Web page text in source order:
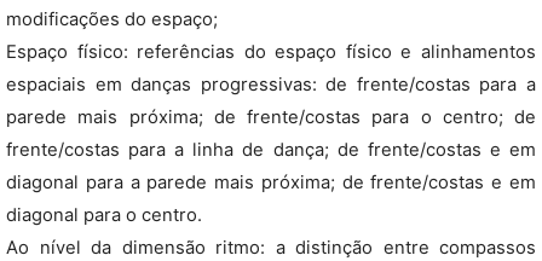
modificações do espaço;
Espaço físico: referências do espaço físico e alinhamentos
espaciais em danças progressivas: de frente/costas para a
parede mais próxima; de frente/costas para o centro; de
frente/costas para a linha de dança; de frente/costas e em
diagonal para a parede mais próxima; de frente/costas e em
diagonal para o centro.
Ao nível da dimensão ritmo: a distinção entre compassos